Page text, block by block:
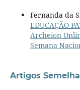
Fernanda da
EDUCAÇÃO
Archeion
Semana
Artigos